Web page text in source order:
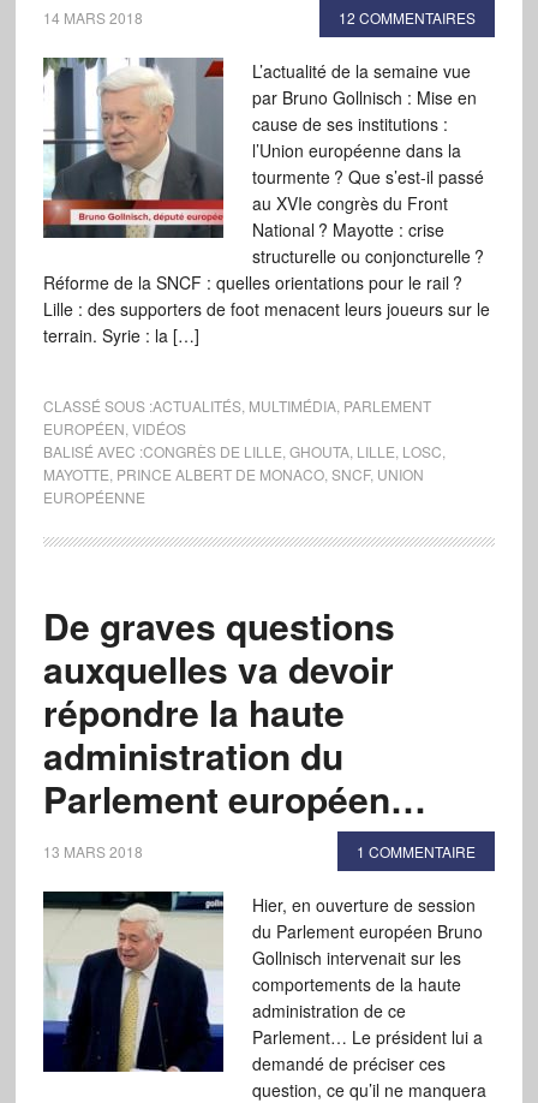
14 MARS 2018 12 COMMENTAIRES
L’actualité de la semaine vue
par Bruno Gollnisch : Mise en
cause de ses institutions :
l’Union européenne dans la
tourmente ? Que s’est-il passé
au XVIe congrès du Front
National ? Mayotte : crise
structurelle ou conjoncturelle ?
Réforme de la SNCF : quelles orientations pour le rail ?
Lille : des supporters de foot menacent leurs joueurs sur le
terrain. Syrie : la […]
CLASSÉ SOUS :ACTUALITÉS, MULTIMÉDIA, PARLEMENT
EUROPÉEN VIDÉOS
BALISÉ AVEC :CONGRÈS DE LILLE GHOUTA, LILLE LOSC
MAYOTTE PRINCE ALBERT DE MONACO, SNCF, UNION
EUROPÉENNE
De graves questions
auxquelles va devoir
répondre la haute
administration du
Parlement européen…
13 MARS 2018 1 COMMENTAIRE
Hier, en ouverture de session
du Parlement européen Bruno
Gollnisch intervenait sur les
comportements de la haute
administration de ce
Parlement… Le président lui a
demandé de préciser ces
question, ce qu’il ne manquera